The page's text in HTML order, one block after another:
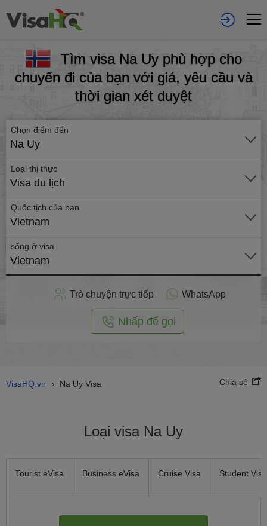
Tìm visa Na Uy phù hợp cho
chuyến đi của bạn với giá, yêu cầu và
thời gian xét duyệt
Chọn điểm đến
Na Uy
Loại thị thực
Visa du lịch
Quốc tịch của bạn
Vietnam
sống ở visa
Vietnam
Gửi
hồ
Trò chuyện trực tiếp WhatsApp
Nhấp để gọi
VisaHQ.vn › Na Uy Visa Chia sẻ
Loại visa Na Uy
Tourist eVisa Business eVisa Cruise Visa Student Visa